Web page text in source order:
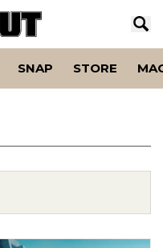
SNAP STORE